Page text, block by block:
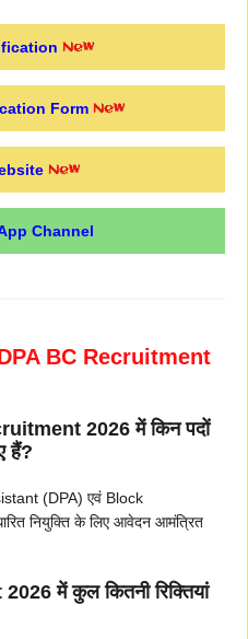
Form
Channel
BC Recruitment
2026 में किन पदों
हैं?
(DPA) एवं Block
नियुक्ति के लिए आवेदन आमंत्रित
में कुल कितनी रिक्तियां